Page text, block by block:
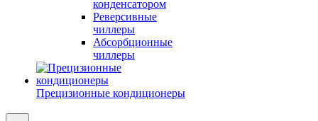
конденсатором
Реверсивные
чиллеры
Абсорбционные
чиллеры
Прецизионные кондиционеры